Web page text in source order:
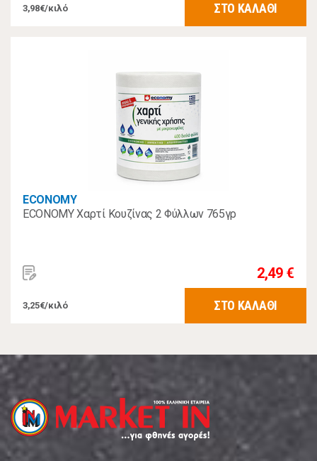
3,98€/κιλό ΣΤΟ ΚΑΛΑΘΙ
ECONOMY
ECONOMY Χαρτί Κουζίνας 2 Φύλλων 765γρ
2,49 €
3,25€/κιλό ΣΤΟ ΚΑΛΑΘΙ